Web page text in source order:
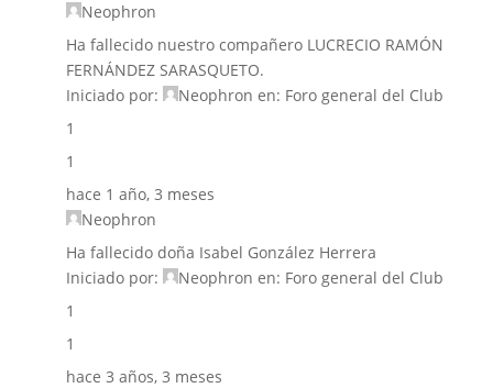
Neophron
Ha fallecido nuestro compañero LUCRECIO RAMÓN
FERNÁNDEZ SARASQUETO.
Iniciado por:
Neophron en: Foro general del Club
1
1
hace 1 año, 3 meses
Neophron
Ha fallecido doña Isabel González Herrera
Iniciado por:
Neophron en: Foro general del Club
1
1
hace 3 años, 3 meses